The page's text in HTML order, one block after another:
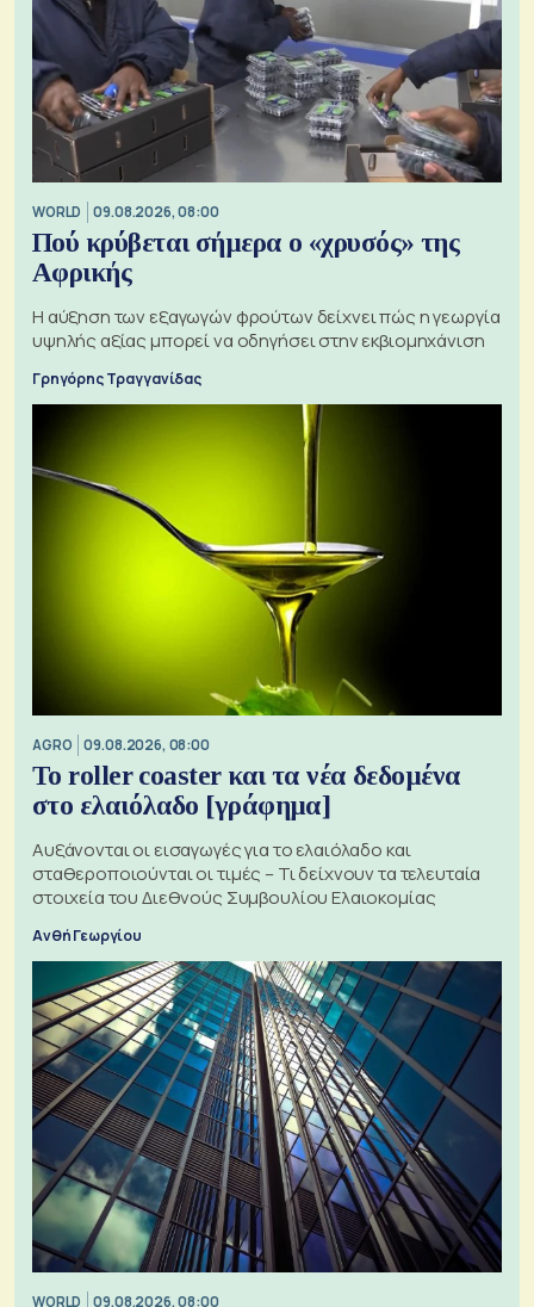
WORLD 09.08.2026, 08:00
Πού κρύβεται σήμερα ο «χρυσός» της
Αφρικής
Η αύξηση των εξαγωγών φρούτων δείχνει πώς η γεωργία
υψηλής αξίας μπορεί να οδηγήσει στην εκβιομηχάνιση
Γρηγόρης Τραγγανίδας
AGRO 09.08.2026, 08:00
Το roller coaster και τα νέα δεδομένα
στο ελαιόλαδο [γράφημα]
Αυξάνονται οι εισαγωγές για το ελαιόλαδο και
σταθεροποιούνται οι τιμές – Τι δείχνουν τα τελευταία
στοιχεία του Διεθνούς Συμβουλίου Ελαιοκομίας
Ανθή Γεωργίου
WORLD 09.08.2026, 08:00